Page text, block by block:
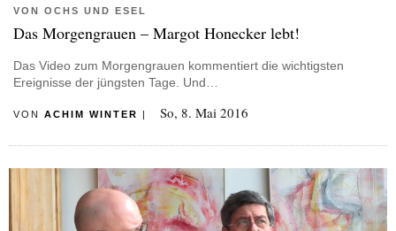
VON OCHS UND ESEL
Das Morgengrauen – Margot Honecker lebt!
Das Video zum Morgengrauen kommentiert die wichtigsten
Ereignisse der jüngsten Tage. Und…
VON ACHIM WINTER | So, 8. Mai 2016